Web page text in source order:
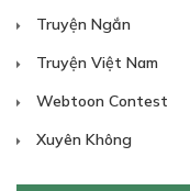
Truyện Ngắn
Truyện Việt Nam
Webtoon Contest
Xuyên Không